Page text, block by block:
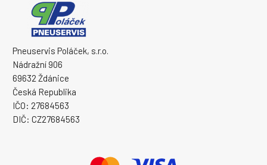
Pneuservis Poláček, s.r.o.
Nádražní 906
69632 Ždánice
Česká Republika
IČO: 27684563
DIČ: CZ27684563